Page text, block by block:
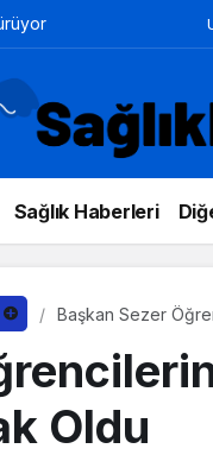
Sağlık Haberleri
Başkan Sezer
Oldu